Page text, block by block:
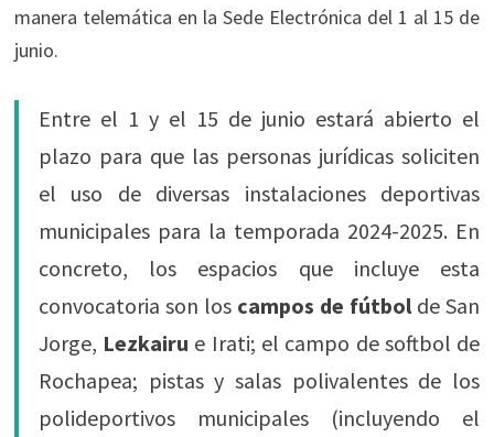
manera telemática en la Sede Electrónica del 1 al 15 de
junio.
Entre el 1 y el 15 de junio estará abierto el
plazo para que las personas jurídicas soliciten
el uso de diversas instalaciones deportivas
municipales para la temporada 2024-2025. En
concreto, los espacios que incluye esta
convocatoria son los campos de fútbol de San
Jorge, Lezkairu e Irati; el campo de softbol de
Rochapea; pistas y salas polivalentes de los
polideportivos municipales (incluyendo el